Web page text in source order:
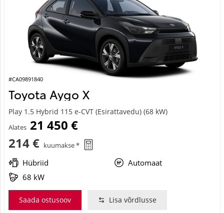
#CA09891840
Toyota Aygo X
Play 1.5 Hybrid 115 e-CVT (Esirattavedu) (68 kW)
Alates 21 450 €
214 € kuumakse *
Hübriid
Automaat
68 kW
Saada ostusoov Lisa võrdlusse